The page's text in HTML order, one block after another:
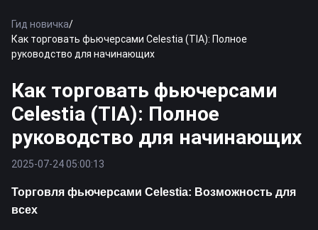
Гид новичка/
Как торговать фьючерсами Celestia (TIA): Полное
руководство для начинающих
Как торговать фьючерсами
Celestia (TIA): Полное
руководство для начинающих
2025-07-24 05:00:13
Торговля фьючерсами Celestia: Возможность для
всех